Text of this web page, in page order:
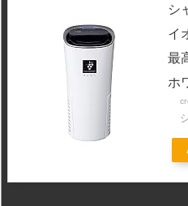
シ
イ
最
ホ